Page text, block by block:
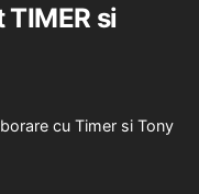
TIMER si
cu Timer si Tony